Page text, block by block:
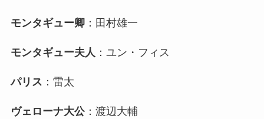
モンタギュー卿：田村雄一
モンタギュー夫人 ：ユン・フィス
パリス ：雷太
ヴェローナ大公：渡辺大輔